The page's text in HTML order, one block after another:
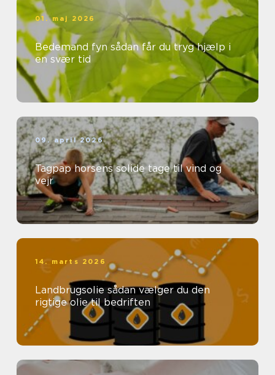
01. maj 2026
Bedemand fyn sådan får du tryg hjælp i
en svær tid
09. april 2026
Tagpap horsens solide tage til vind og
vejr
14. marts 2026
Landbrugsolie sådan vælger du den
rigtige olie til bedriften